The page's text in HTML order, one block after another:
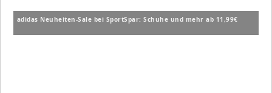
adidas Neuheiten-Sale bei SportSpar: Schuhe und mehr ab 11,99€